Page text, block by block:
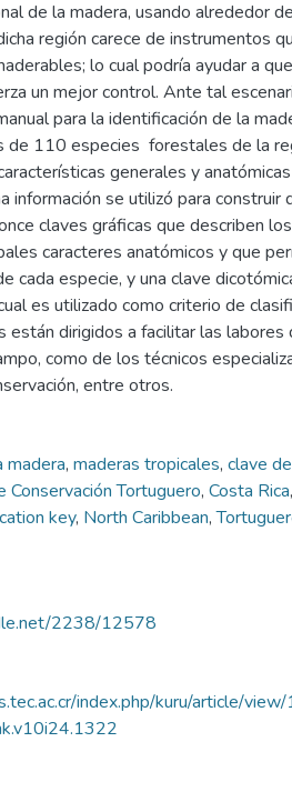
de la madera, usando alrededor
región carece de instrumentos
lo cual podría ayudar a
un mejor control. Ante tal
para la identificación de la
de 110 especies forestales de la
generales y
información se utilizó para
claves gráficas que describen
caracteres anatómicos y que
cada especie, y una clave
es utilizado como criterio de
están dirigidos a facilitar las
como de los técnicos
entre otros.
madera, maderas tropicales, clave
Conservación Tortuguero, Costa Rica,
key, North Caribbean,
2238/12578
index.php/kuru/article/